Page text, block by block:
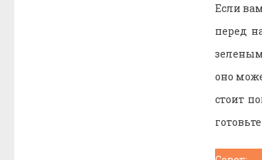
Если
перед
зеленым
оно
стоит